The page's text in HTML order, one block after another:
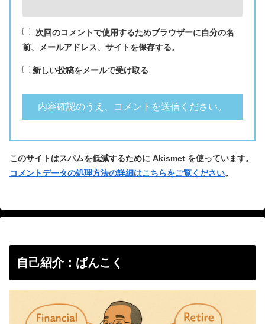
次回のコメントで使用するためブラウザーに自分の名
前、メールアドレス、サイトを保存する。
新しい投稿をメールで受け取る
このサイトはスパムを低減するために Akismet を使っています。
コメントデータの処理方法の詳細はこちらをご覧ください。
自己紹介：ばんこく